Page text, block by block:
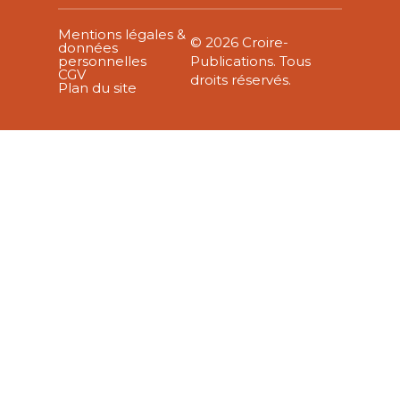
Mentions légales &
données
personnelles
CGV
Plan du site
© 2026 Croire-
Publications. Tous
droits réservés.